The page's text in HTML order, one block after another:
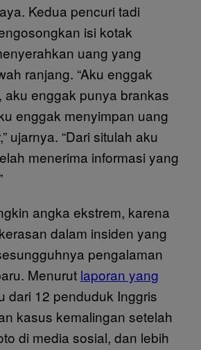
Kedua pencuri tadi
isi kotak
uang yang
ranjang. “Aku enggak
aku enggak punya brankas
enggak menyimpan uang
ujarnya. “Dari situlah aku
menerima informasi yang
angka ekstrem, karena
dalam insiden yang
pengalaman
Menurut laporan yang
dari 12 penduduk Inggris
kasus kemalingan setelah
di media sosial, dan lebih